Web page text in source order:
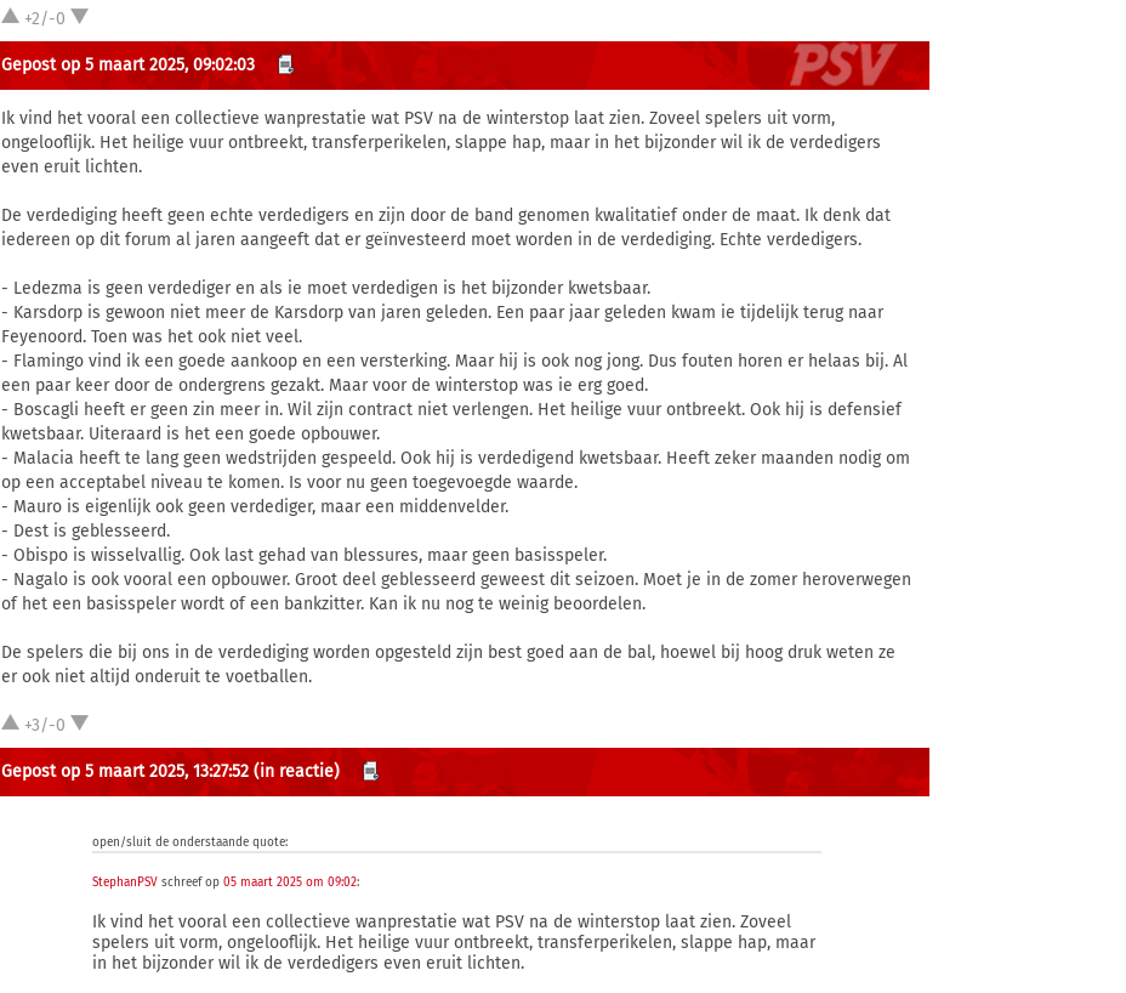
+2/-0
Gepost op 5 maart 2025, 09:02:03
Ik vind het vooral een collectieve wanprestatie wat PSV na de winterstop laat zien. Zoveel spelers uit vorm,
ongelooflijk. Het heilige vuur ontbreekt, transferperikelen, slappe hap, maar in het bijzonder wil ik de verdedigers
even eruit lichten.
De verdediging heeft geen echte verdedigers en zijn door de band genomen kwalitatief onder de maat. Ik denk dat
iedereen op dit forum al jaren aangeeft dat er geïnvesteerd moet worden in de verdediging. Echte verdedigers.
- Ledezma is geen verdediger en als ie moet verdedigen is het bijzonder kwetsbaar.
- Karsdorp is gewoon niet meer de Karsdorp van jaren geleden. Een paar jaar geleden kwam ie tijdelijk terug naar
Feyenoord. Toen was het ook niet veel.
- Flamingo vind ik een goede aankoop en een versterking. Maar hij is ook nog jong. Dus fouten horen er helaas bij. Al
een paar keer door de ondergrens gezakt. Maar voor de winterstop was ie erg goed.
- Boscagli heeft er geen zin meer in. Wil zijn contract niet verlengen. Het heilige vuur ontbreekt. Ook hij is defensief
kwetsbaar. Uiteraard is het een goede opbouwer.
- Malacia heeft te lang geen wedstrijden gespeeld. Ook hij is verdedigend kwetsbaar. Heeft zeker maanden nodig om
op een acceptabel niveau te komen. Is voor nu geen toegevoegde waarde.
- Mauro is eigenlijk ook geen verdediger, maar een middenvelder.
- Dest is geblesseerd.
- Obispo is wisselvallig. Ook last gehad van blessures, maar geen basisspeler.
- Nagalo is ook vooral een opbouwer. Groot deel geblesseerd geweest dit seizoen. Moet je in de zomer heroverwegen
of het een basisspeler wordt of een bankzitter. Kan ik nu nog te weinig beoordelen.
De spelers die bij ons in de verdediging worden opgesteld zijn best goed aan de bal, hoewel bij hoog druk weten ze
er ook niet altijd onderuit te voetballen.
+3/-0
Gepost op 5 maart 2025, 13:27:52 (in reactie)
open/sluit de onderstaande quote:
StephanPSV schreef op05 maart 2025 om 09:02:
Ik vind het vooral een collectieve wanprestatie wat PSV na de winterstop laat zien. Zoveel
spelers uit vorm, ongelooflijk. Het heilige vuur ontbreekt, transferperikelen, slappe hap, maar
in het bijzonder wil ik de verdedigers even eruit lichten.